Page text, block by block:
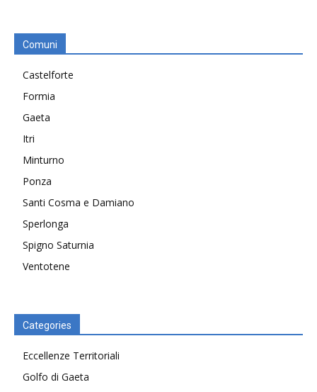
Comuni
Castelforte
Formia
Gaeta
Itri
Minturno
Ponza
Santi Cosma e Damiano
Sperlonga
Spigno Saturnia
Ventotene
Categories
Eccellenze Territoriali
Golfo di Gaeta